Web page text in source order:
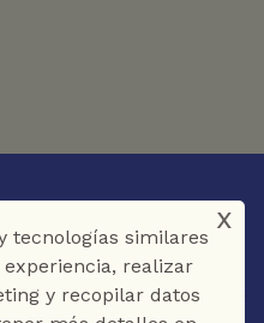
tecnologías similares
realizar
y recopilar datos
x